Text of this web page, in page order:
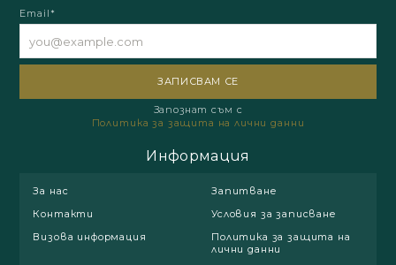
Email*
Запознат съм с
Политика за защита на лични данни
Информация
За нас
Запитване
Контакти
Условия за записване
Визова информация
Политика за защита на
лични данни